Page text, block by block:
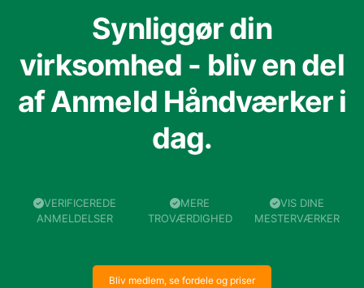
Synliggør din
virksomhed - bliv en del
af Anmeld Håndværker i
dag.
VERIFICEREDE
ANMELDELSER
MERE
TROVÆRDIGHED
VIS DINE
MESTERVÆRKER
Bliv medlem, se fordele og priser